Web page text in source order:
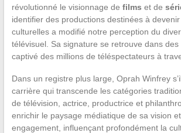
révolutionné le visionnage de films et de
identifier des productions destinées à
culturelles a modifié notre perception du
télévisuel. Sa signature se retrouve dans
captivé des millions de téléspectateurs à
Dans un registre plus large, Oprah Winfrey
carrière qui transcende les catégories
de télévision, actrice, productrice et
enrichir le paysage médiatique de sa vision
engagement, influençant profondément la